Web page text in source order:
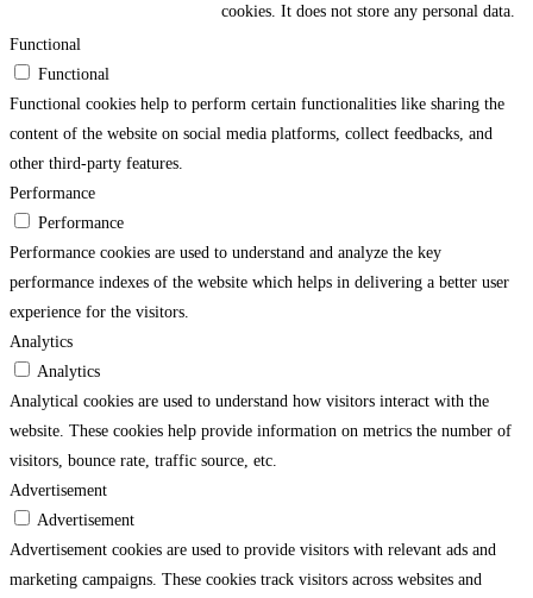
cookies. It does not store any personal data.
Functional
Functional
Functional cookies help to perform certain functionalities like sharing the
content of the website on social media platforms, collect feedbacks, and
other third-party features.
Performance
Performance
Performance cookies are used to understand and analyze the key
performance indexes of the website which helps in delivering a better user
experience for the visitors.
Analytics
Analytics
Analytical cookies are used to understand how visitors interact with the
website. These cookies help provide information on metrics the number of
visitors, bounce rate, traffic source, etc.
Advertisement
Advertisement
Advertisement cookies are used to provide visitors with relevant ads and
marketing campaigns. These cookies track visitors across websites and